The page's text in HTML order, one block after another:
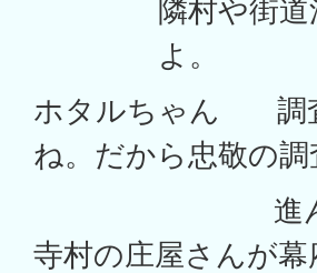
隣村や街
よ。
ホタルちゃん 調
ね。だから忠敬の
進んだんだ
寺村の庄屋さんが幕